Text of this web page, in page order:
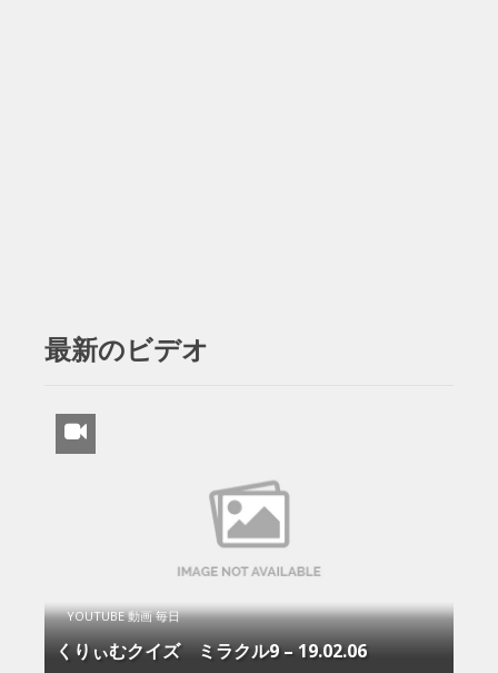
最新のビデオ
YOUTUBE 動画 毎日
くりぃむクイズ ミラクル9 – 19.02.06